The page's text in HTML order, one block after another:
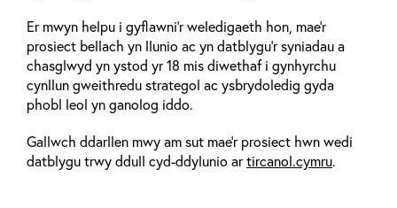
Er mwyn helpu i gyflawni'r weledigaeth hon, mae'r
prosiect bellach yn llunio ac yn datblygu'r syniadau a
chasglwyd yn ystod yr 18 mis diwethaf i gynhyrchu
cynllun gweithredu strategol ac ysbrydoledig gyda
phobl leol yn ganolog iddo.
Gallwch ddarllen mwy am sut mae'r prosiect hwn wedi
datblygu trwy ddull cyd-ddylunio artircanol.cymru.